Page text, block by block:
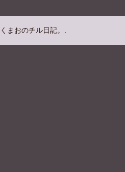
まおのチル日記。.